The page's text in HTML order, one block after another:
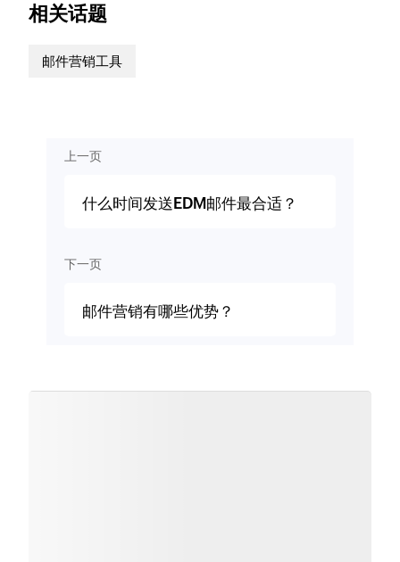
相关话题
邮件营销工具
上一页
什么时间发送EDM邮件最合适？
下一页
邮件营销有哪些优势？